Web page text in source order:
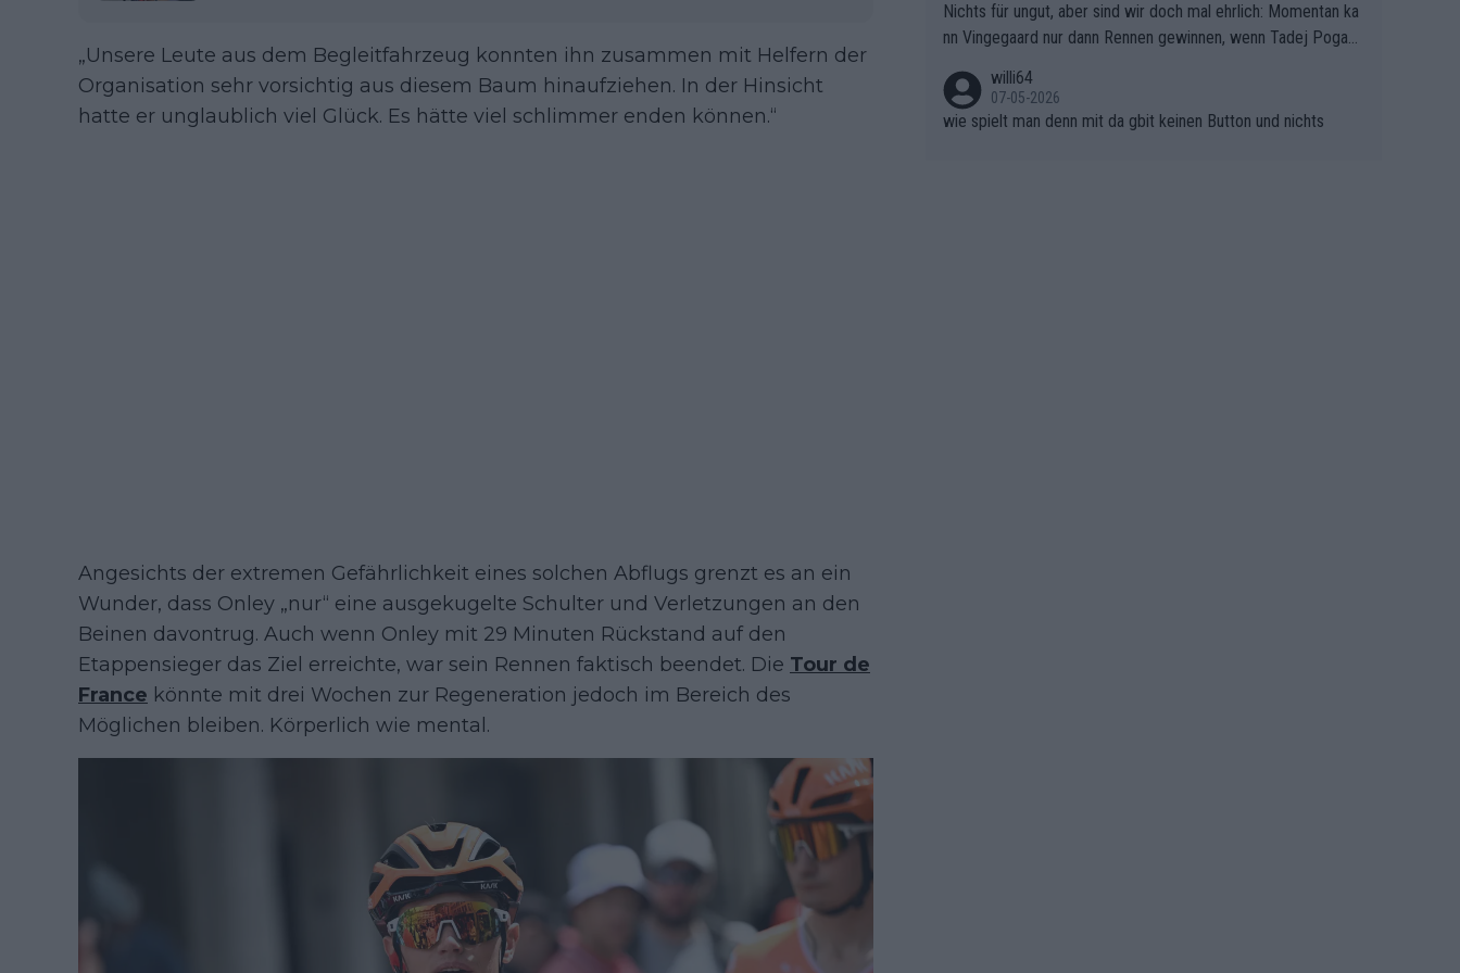
„Unsere Leute aus dem Begleitfahrzeug konnten ihn zusammen mit Helfern der
Organisation sehr vorsichtig aus diesem Baum hinaufziehen. In der Hinsicht
hatte er unglaublich viel Glück. Es hätte viel schlimmer enden können.“
Angesichts der extremen Gefährlichkeit eines solchen Abflugs grenzt es an ein
Wunder, dass Onley „nur“ eine ausgekugelte Schulter und Verletzungen an den
Beinen davontrug. Auch wenn Onley mit 29 Minuten Rückstand auf den
Etappensieger das Ziel erreichte, war sein Rennen faktisch beendet. Die Tour de
France könnte mit drei Wochen zur Regeneration jedoch im Bereich des
Möglichen bleiben. Körperlich wie mental.
große Finale Richtung Nizza. Niewiadoma hat psychologisch O
berwasser, aber SD Worx und Vollering müssen jetzt All-In ge
hen. (gregmann)
Nichts für ungut, aber sind wir doch mal ehrlich: Momentan ka
nn Vingegaard nur dann Rennen gewinnen, wenn Tadej Pogaca
willi64
07-05-2026
wie spielt man denn mit da gbit keinen Button und nichts